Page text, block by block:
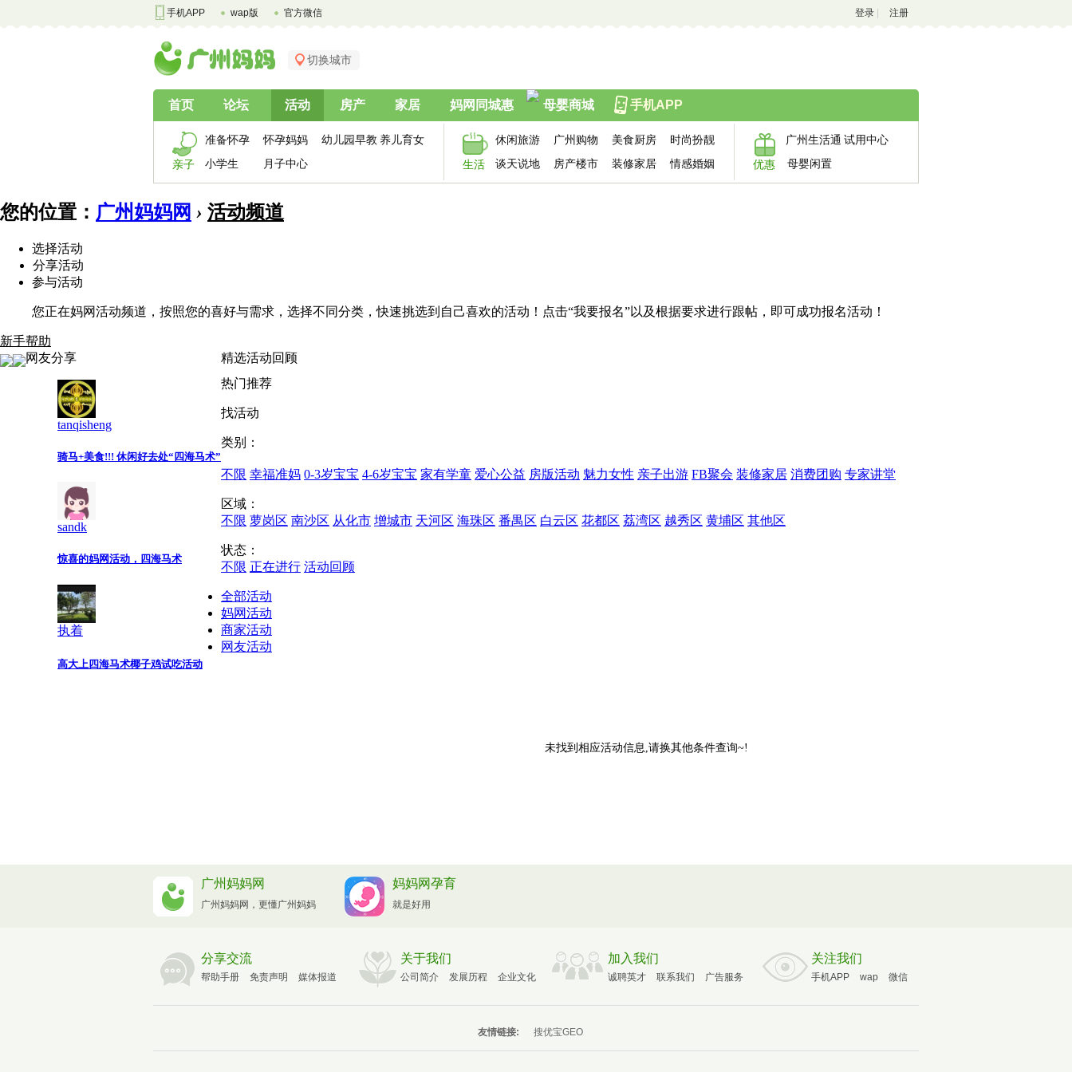
手机APP wap版 官方微信 登录 注册
切换城市
首页 论坛 活动 房产 家居 妈网同城惠 母婴商城 手机APP
亲子
准备怀孕 怀孕妈妈 幼儿园早教 养儿育女
小学生
月子中心 生活
休闲旅游 广州购物 美食厨房
时尚扮靓
谈天说地
房产楼市 装修家居 情感婚姻 优惠
广州生活通 试用中心
母婴闲置
您的位置： 广州妈妈网 › 活动频道
选择活动
分享活动
参与活动
您正在妈网活动频道，按照您的喜好与需求，选择不同分类，快速挑选到自己喜欢的活动！点击“我要报名”以及根据要求进行跟帖，即可成功报名活动！
新手帮助
网友分享
tanqisheng
骑马+美食!!! 休闲好去处“四海马术”
sandk
惊喜的妈网活动，四海马术
执着
高大上四海马术椰子鸡试吃活动
精选活动回顾
热门推荐
找活动
类别：
不限 幸福准妈 0-3岁宝宝 4-6岁宝宝 家有学童 爱心公益 房版活动 魅力女性 亲子出游 FB聚会 装修家居 消费团购 专家讲堂
区域：
不限 萝岗区 南沙区 从化市 增城市 天河区 海珠区 番禺区 白云区 花都区 荔湾区 越秀区 黄埔区 其他区
状态：
不限 正在进行 活动回顾
全部活动
妈网活动
商家活动
网友活动
未找到相应活动信息,请换其他条件查询~!
广州妈妈网
广州妈妈网，更懂广州妈妈
妈妈网孕育
就是好用
分享交流
帮助手册 免责声明 媒体报道
关于我们
公司简介 发展历程 企业文化
加入我们
诚聘英才 联系我们 广告服务
关注我们
手机APP wap 微信
友情链接: 搜优宝GEO